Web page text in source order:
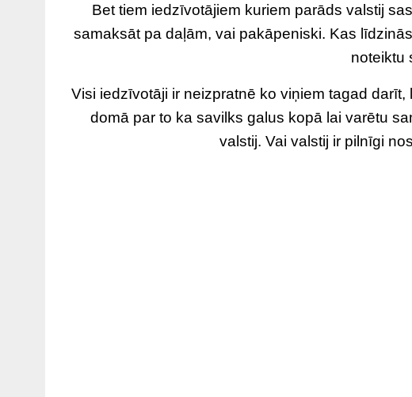
Bet tiem iedzīvotājiem kuriem parāds valstij
samaksāt pa daļām, vai pakāpeniski. Kas
noteiktu
Visi iedzīvotāji ir neizpratnē ko viņiem tagad
domā par to ka savilks galus kopā lai varētu
valstij. Vai valstij ir pilnīgi